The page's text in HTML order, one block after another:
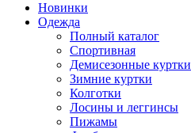
Новинки
Одежда
Полный каталог
Спортивная
Демисезонные куртки
Зимние куртки
Колготки
Лосины и леггинсы
Пижамы